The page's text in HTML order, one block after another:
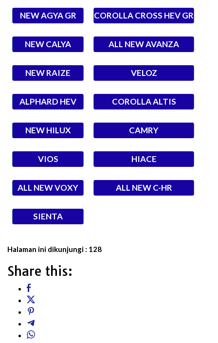
NEW AGYA GR COROLLA CROSS HEV GR
NEW CALYA ALL NEW AVANZA
NEW RAIZE VELOZ
ALPHARD HEV COROLLA ALTIS
NEW HILUX CAMRY
VIOS HIACE
ALL NEW VOXY ALL NEW C-HR
SIENTA
Halaman ini dikunjungi : 128
Share this: